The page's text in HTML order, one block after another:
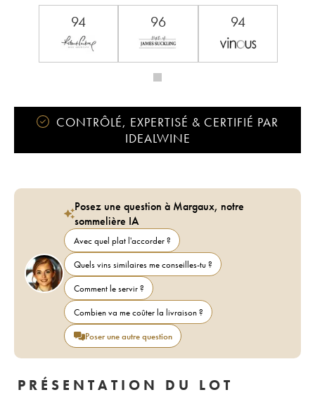
94 96 94
CONTRÔLÉ, EXPERTISÉ & CERTIFIÉ PAR
IDEALWINE
Posez une question à Margaux, notre
sommelière IA
Avec quel plat l'accorder ?
Quels vins similaires me conseilles-tu ?
Comment le servir ?
Combien va me coûter la livraison ?
Poser une autre question
PRÉSENTATION DU LOT